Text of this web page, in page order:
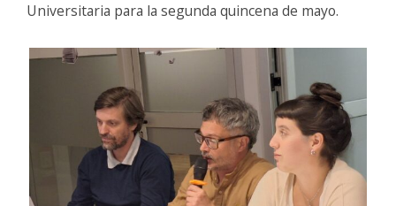
Universitaria para la segunda quincena de mayo.